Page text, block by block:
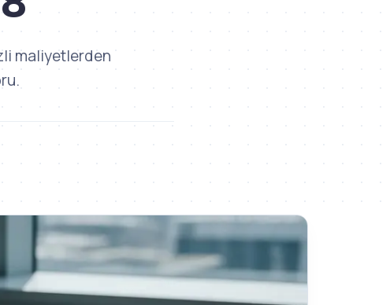
maliyetlerden